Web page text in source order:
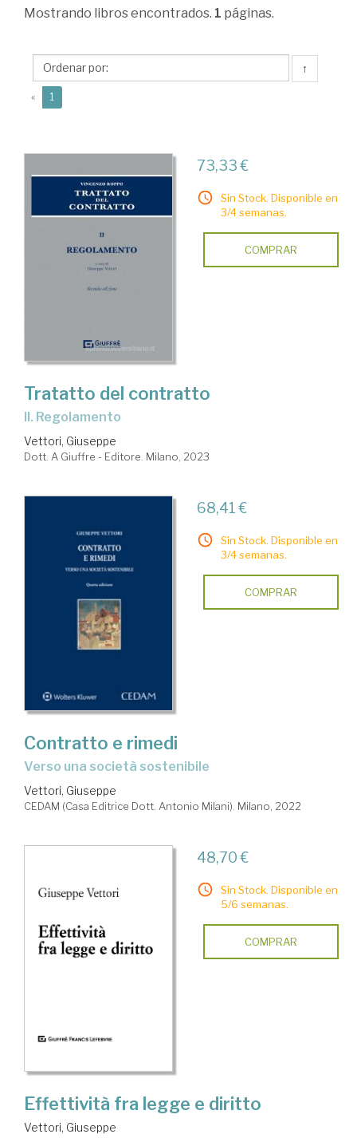
Vettori,
Mostrando libros encontrados. 1 páginas.
↑
« 1
73,33 €
Sin Stock. Disponible en
3/4 semanas.
COMPRAR
Tratatto del contratto
II. Regolamento
Vettori, Giuseppe
Dott. A Giuffre - Editore. Milano, 2023
68,41 €
Sin Stock. Disponible en
3/4 semanas.
COMPRAR
Contratto e rimedi
verso una società sostenibile
Vettori, Giuseppe
CEDAM (Casa Editrice Dott. Antonio Milani). Milano, 2022
48,70 €
Sin Stock. Disponible en
5/6 semanas.
COMPRAR
Effettività fra legge e diritto
Vettori, Giuseppe